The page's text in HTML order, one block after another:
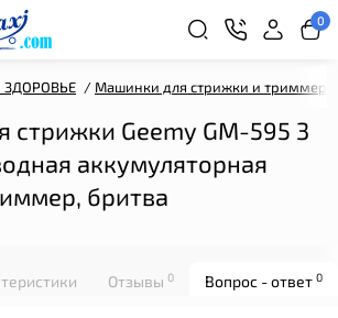
0
ЗДОРОВЬЕ Машинки для стрижки и триммеры
Geemy GM-595 3
аккумуляторная
бритва
Отзывы 0 Вопрос - ответ 0